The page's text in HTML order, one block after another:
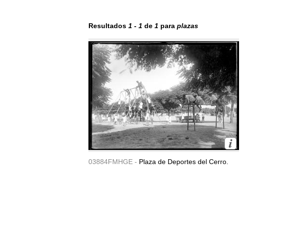
Resultados 1 - 1 de 1 para plazas
03884FMHGE - Plaza de Deportes del Cerro.